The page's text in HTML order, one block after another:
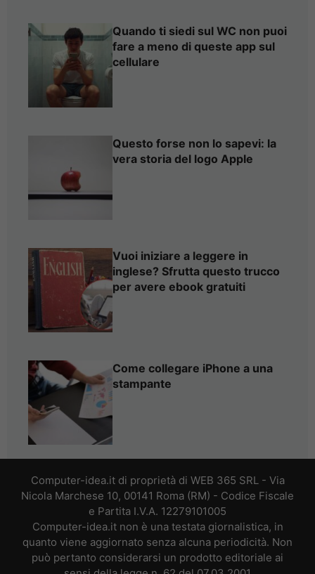
Quando ti siedi sul WC non puoi
fare a meno di queste app sul
cellulare
Questo forse non lo sapevi: la
vera storia del logo Apple
Vuoi iniziare a leggere in
inglese? Sfrutta questo trucco
per avere ebook gratuiti
Come collegare iPhone a una
stampante
Computer-idea.it di proprietà di WEB 365 SRL - Via
Nicola Marchese 10, 00141 Roma (RM) - Codice Fiscale
e Partita I.V.A. 12279101005
Computer-idea.it non è una testata giornalistica, in
quanto viene aggiornato senza alcuna periodicità. Non
può pertanto considerarsi un prodotto editoriale ai